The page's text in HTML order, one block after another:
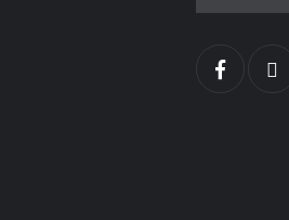
facebook